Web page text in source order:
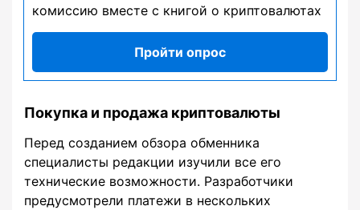
комиссию вместе с книгой о криптовалютах
Пройти опрос
Покупка и продажа криптовалюты
Перед созданием обзора обменника
специалисты редакции изучили все его
технические возможности. Разработчики
предусмотрели платежи в нескольких